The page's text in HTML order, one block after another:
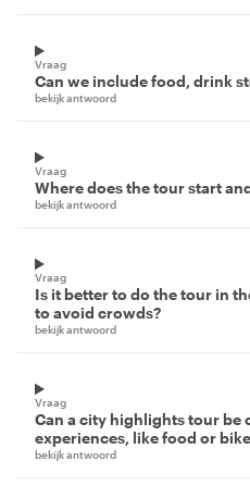
Vraag
Can we include food, drink
bekijk antwoord
Vraag
Where does the tour start
bekijk antwoord
Vraag
Is it better to do the tour in
to avoid crowds?
bekijk antwoord
Vraag
Can a city highlights tour be
experiences, like food or
bekijk antwoord